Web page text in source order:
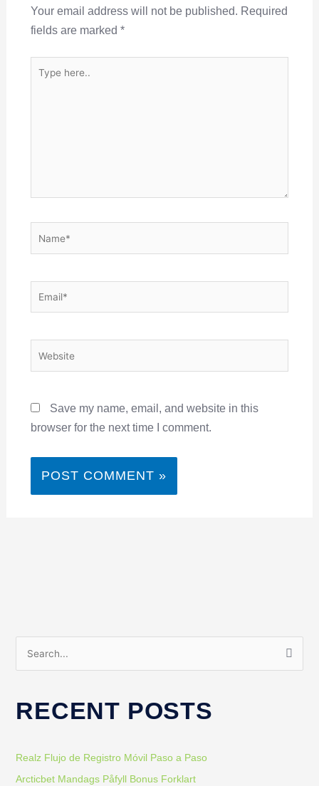
Your email address will not be published. Required
fields are marked *
Save my name, email, and website in this
browser for the next time I comment.
h
RECENT POSTS
Realz Flujo de Registro Móvil Paso a Paso
Arcticbet Mandags Påfyll Bonus Forklart